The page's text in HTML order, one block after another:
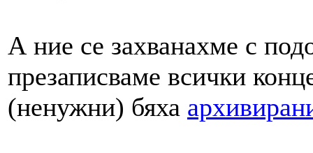
А ние се захванахме с
презаписваме всички
(ненужни) бяха